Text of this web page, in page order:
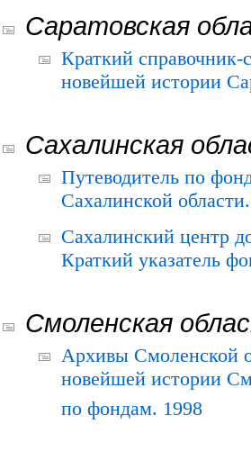
Саратовская
Краткий
новейшей истории
Сахалинская
Путеводитель по
Сахалинской
Сахалинский центр
Краткий указатель
Смоленская
Архивы Смоленской
новейшей истории
по фондам. 1998